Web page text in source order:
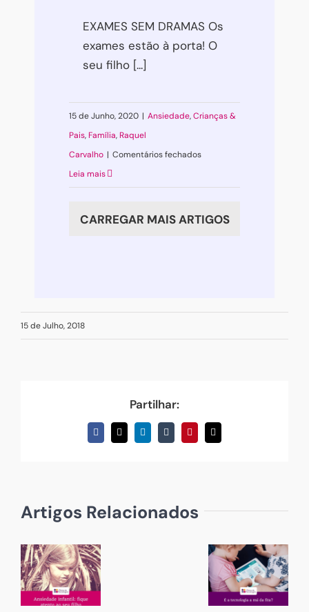
EXAMES SEM DRAMAS Os
exames estão à porta! O
seu filho [...]
15 de Junho, 2020 | Ansiedade,Crianças &
Pais, Família, Raquel
Carvalho | Comentários fechadosem
Leia mais
CARREGAR MAIS ARTIGOS
15 de Julho, 2018
Partilhar:
Facebook
X LinkedInTumblrPinterestEmail
(necessário
Artigos Relacionados